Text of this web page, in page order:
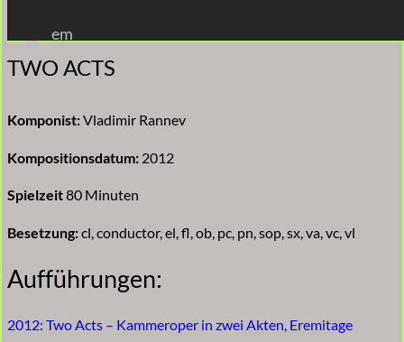
Inhalt
springen
em
TWO ACTS
Komponist:Vladimir Rannev
Kompositionsdatum: 2012
Spielzeit80 Minuten
Besetzung:cl, conductor, el, fl, ob, pc, pn, sop, sx, va, vc, vl
Aufführungen:
2012: Two Acts – Kammeroper in zwei Akten, Eremitage